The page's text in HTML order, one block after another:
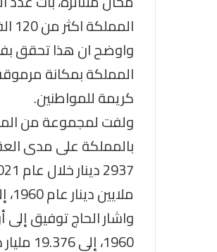
المملكة اكثر من 120 الفا في وقتنا الحاضر.
واوضح ان هذا تحقق
المملكة بمكانة
كريمة للمواطنين.
ولفت لمجموعة من
بالمملكة على مدى
ملايين دينار عام 1960، إلى 8.081 مليار دينار العام الماضي 2022.